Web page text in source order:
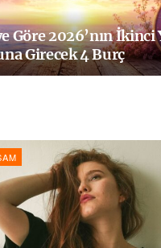
Göre 2026’nın İkinci
Girecek 4 Burç